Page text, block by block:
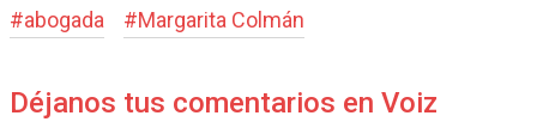
#abogada #Margarita Colmán
Déjanos tus comentarios en Voiz